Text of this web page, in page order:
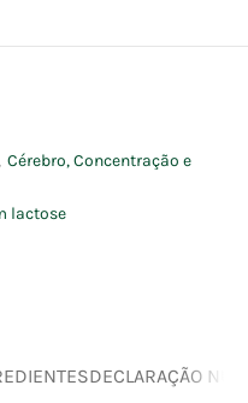
, Cérebro, Concentração e
lactose
DECLARAÇÃO